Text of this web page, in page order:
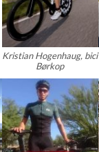
Kristian Hogenhaug, bici
Børkop